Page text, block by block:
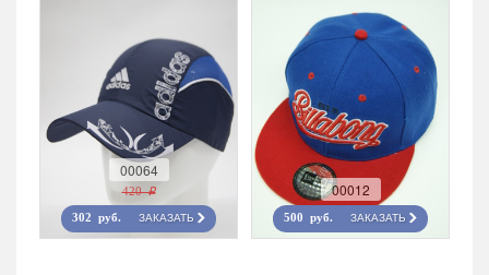
00064
420 r
302 руб. ЗАКАЗАТЬ
00012
500 руб. ЗАКАЗАТЬ